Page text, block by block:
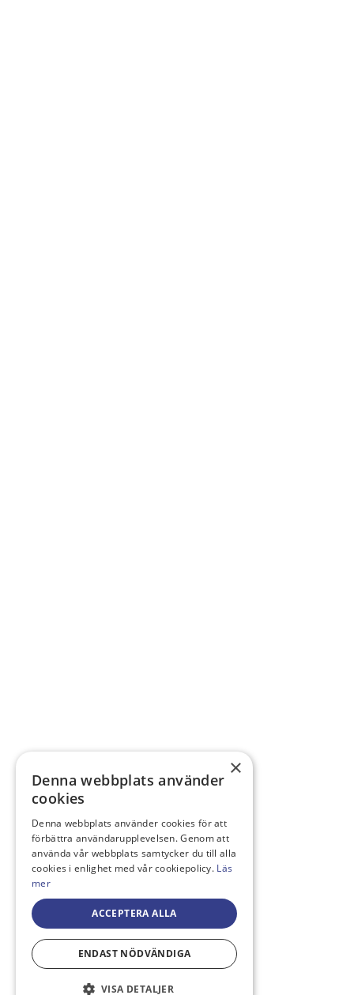
×
Denna webbplats använder
cookies
Denna webbplats använder cookies för att
förbättra användarupplevelsen. Genom att
använda vår webbplats samtycker du till alla
cookies i enlighet med vår cookiepolicy. Läs
mer
ACCEPTERA ALLA
ENDAST NÖDVÄNDIGA
VISA DETALJER